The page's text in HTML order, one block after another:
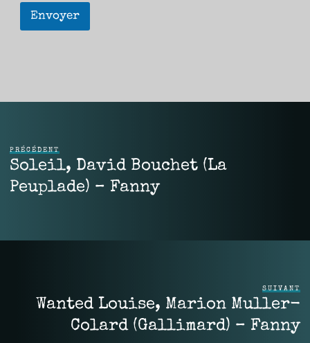
Envoyer
PRÉCÉDENT
Soleil, David Bouchet (La
Peuplade) – Fanny
SUIVANT
Wanted Louise, Marion Muller-
Colard (Gallimard) – Fanny